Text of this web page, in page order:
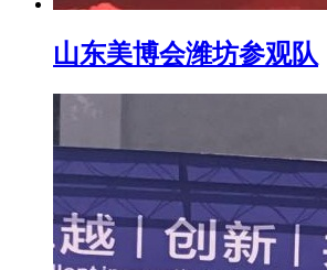
山东美博会潍坊参观队